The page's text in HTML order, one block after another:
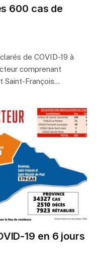
600 cas de
de COVID-19 à
comprenant
Saint-François…
19 en 6 jours